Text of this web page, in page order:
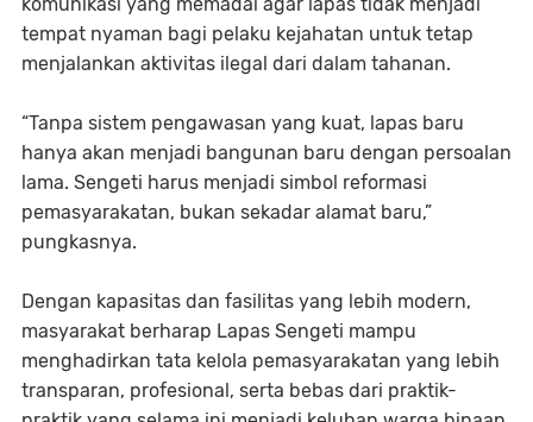
tempat nyaman bagi pelaku kejahatan untuk tetap
menjalankan aktivitas ilegal dari dalam tahanan.
“Tanpa sistem pengawasan yang kuat, lapas baru
hanya akan menjadi bangunan baru dengan persoalan
lama. Sengeti harus menjadi simbol reformasi
pemasyarakatan, bukan sekadar alamat baru,”
pungkasnya.
Dengan kapasitas dan fasilitas yang lebih modern,
masyarakat berharap Lapas Sengeti mampu
menghadirkan tata kelola pemasyarakatan yang lebih
transparan, profesional, serta bebas dari praktik-